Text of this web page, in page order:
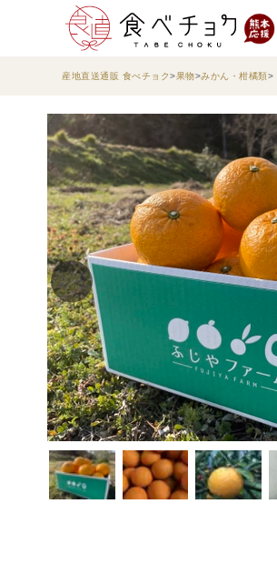
産地直送通販 食べチョク 果物 みかん・柑橘類